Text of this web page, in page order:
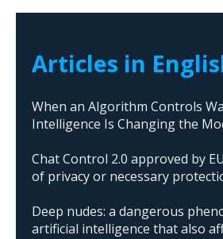
Articles in
When an Algorithm Controls
Intelligence Is Changing the
Chat Control 2.0 approved by
of privacy or necessary
Deep nudes: a dangerous
artificial intelligence that also